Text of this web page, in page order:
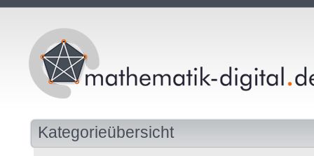
Kategorieübersicht